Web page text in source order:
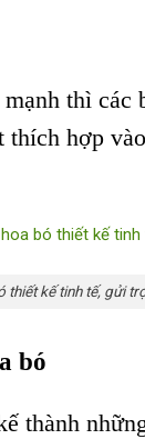
thì các
thích hợp
kế tinh tế, gửi
bó
thành